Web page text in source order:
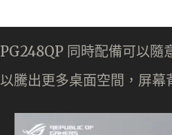
PG248QP 同時配備可以隨
以騰出更多桌面空間，屏幕